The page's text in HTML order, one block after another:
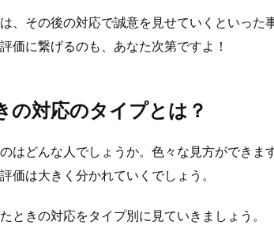
、その後の対応で誠意を見せていくといった
価に繋げるのも、あなた次第ですよ！
の対応のタイプとは？
はどんな人でしょうか。色々な見方ができま
価は大きく分かれていくでしょう。
ときの対応をタイプ別に見ていきましょう。